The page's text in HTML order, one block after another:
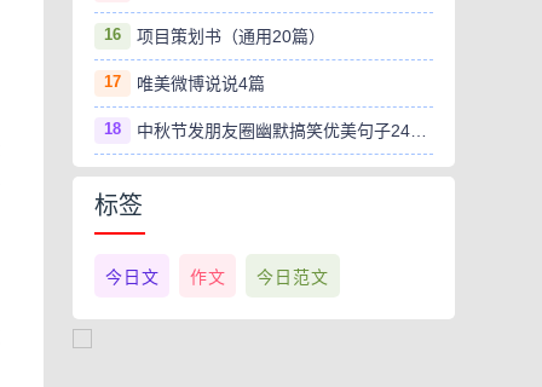
16 项目策划书（通用20篇）
17 唯美微博说说4篇
18 中秋节发朋友圈幽默搞笑优美句子240句
标签
今日文 作文 今日范文